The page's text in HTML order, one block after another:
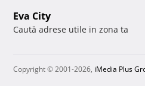
Eva City
Caută adrese utile in zona ta
Copyright © 2001-2026, iMedia Plus